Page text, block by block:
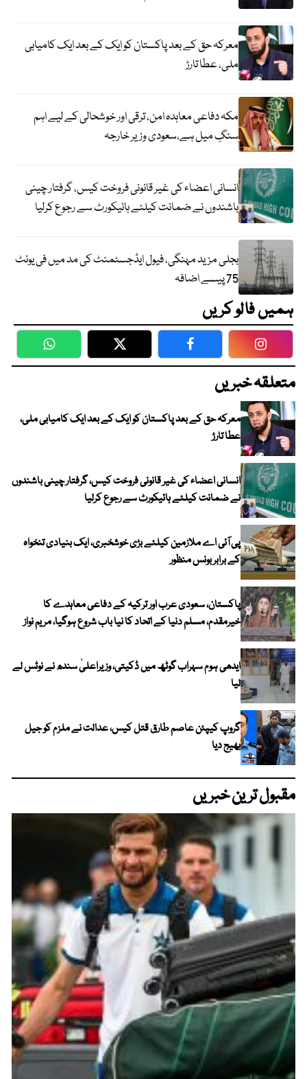
معرکہ حق کے بعد پاکستان کو ایک کے بعد ایک کامیابی
ملی، عطا تارڑ
مکہ دفاعی معاہدہ امن، ترقی اور خوشحالی کے لیے اہم
سنگِ میل ہے،سعودی وزیر خارجہ
انسانی اعضاء کی غیر قانونی فروخت کیس، گرفتار چینی
باشندوں نے ضمانت کیلئے ہائیکورٹ سے رجوع کرلیا
بجلی مزید مہنگی، فیول ایڈجسٹمنٹ کی مد میں فی یونٹ
75 پیسے اضافہ
ہمیں فالو کریں
WhatsApp Twitter Facebook
متعلقہ خبریں
معرکہ حق کے بعد پاکستان کو ایک کے بعد ایک کامیابی ملی،
عطا تارڑ
انسانی اعضاء کی غیر قانونی فروخت کیس، گرفتار چینی باشندوں
نے ضمانت کیلئے ہائیکورٹ سے رجوع کرلیا
پی آئی اے ملازمین کیلئے بڑی خوشخبری، ایک بنیادی تنخواہ
کے برابر بونس منظور
پاکستان، سعودی عرب اور ترکیہ کے دفاعی معاہدے کا
خیرمقدم، مسلم دنیا کے اتحاد کا نیا باب شروع ہوگیا، مریم نواز
ایدھی ہوم سہراب گوٹھ میں ڈکیتی، وزیراعلیٰ سندھ نے نوٹس لے
لیا
گروپ کیپٹن عاصم طارق قتل کیس، عدالت نے ملزم کو جیل
بھیج دیا
مقبول ترین خبریں